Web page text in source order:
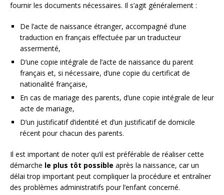
fournir les documents nécessaires. Il s’agit généralement :
De l’acte de naissance étranger, accompagné d’une
traduction en français effectuée par un traducteur
assermenté,
D’une copie intégrale de l’acte de naissance du parent
français et, si nécessaire, d’une copie du certificat de
nationalité française,
En cas de mariage des parents, d’une copie intégrale de leur
acte de mariage,
D’un justificatif d’identité et d’un justificatif de domicile
récent pour chacun des parents.
Il est important de noter qu’il est préférable de réaliser cette
démarche le plus tôt possible après la naissance, car un
délai trop important peut compliquer la procédure et entraîner
des problèmes administratifs pour l’enfant concerné.